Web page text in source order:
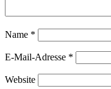
Name *
E-Mail-Adresse *
Website